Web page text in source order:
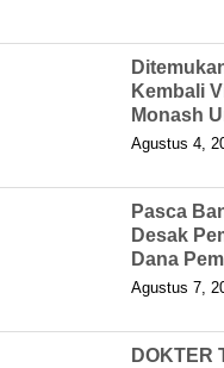
Kembali
Monash
Agustus 4,
Pasca
Desak
Dana
Agustus 7,
DOKTER